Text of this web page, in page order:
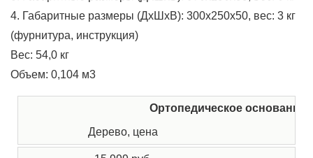
4. Габаритные размеры (ДхШхВ): 300х250х50, вес: 3 кг
(фурнитура, инструкция)
Вес: 54,0 кг
Объем: 0,104 м3
Ортопедическое основание
Дерево, цена